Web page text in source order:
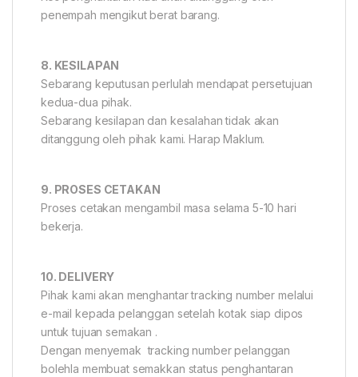
penempah mengikut berat barang.
8. KESILAPAN
Sebarang keputusan perlulah mendapat persetujuan
kedua-dua pihak.
Sebarang kesilapan dan kesalahan tidak akan
ditanggung oleh pihak kami. Harap Maklum.
9. PROSES CETAKAN
Proses cetakan mengambil masa selama 5-10 hari
bekerja.
10. DELIVERY
Pihak kami akan menghantar tracking number melalui
e-mail kepada pelanggan setelah kotak siap dipos
untuk tujuan semakan .
Dengan menyemak tracking number pelanggan
bolehla membuat semakkan status penghantaran